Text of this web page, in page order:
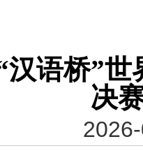
汉语桥”
决